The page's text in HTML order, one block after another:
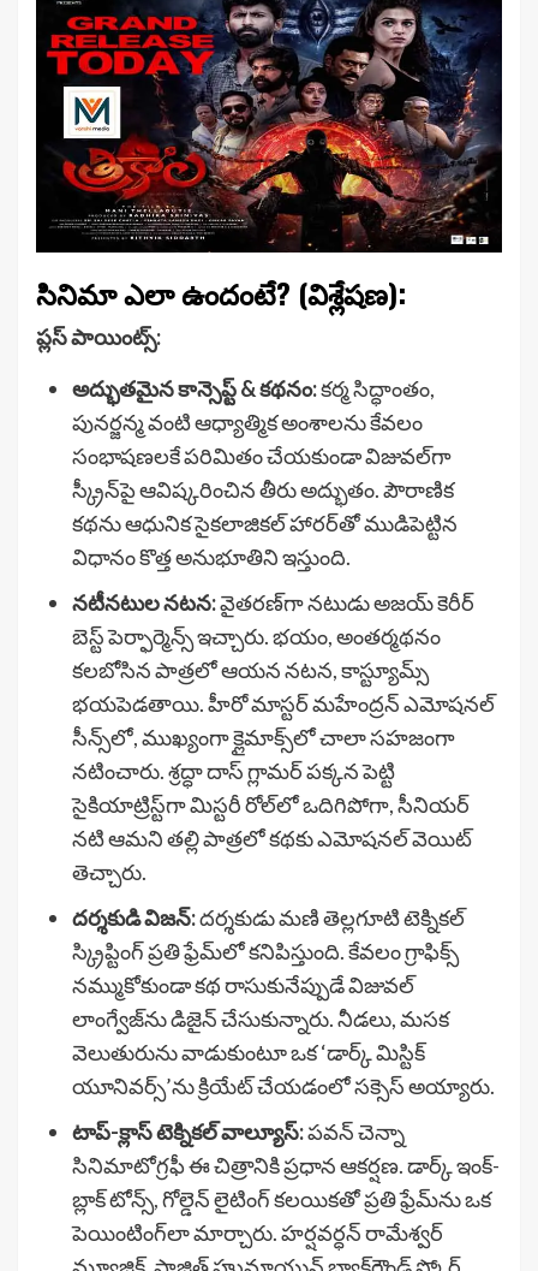
సినిమా ఎలా ఉందంటే? (విశ్లేషణ):
ప్లస్ పాయింట్స్:
అద్భుతమైన కాన్సెప్ట్ & కథనం:కర్మ సిద్ధాంతం,
పునర్జన్మ వంటి ఆధ్యాత్మిక అంశాలను కేవలం
సంభాషణలకే పరిమితం చేయకుండా విజువల్‌గా
స్క్రీన్‌పై ఆవిష్కరించిన తీరు అద్భుతం. పౌరాణిక
కథను ఆధునిక సైకలాజికల్ హారర్‌తో ముడిపెట్టిన
విధానం కొత్త అనుభూతిని ఇస్తుంది.
నటీనటుల నటన:వైతరణ్‌గా నటుడు అజయ్ కెరీర్
బెస్ట్ పెర్ఫార్మెన్స్ ఇచ్చారు. భయం, అంతర్మథనం
కలబోసిన పాత్రలో ఆయన నటన, కాస్ట్యూమ్స్
భయపెడతాయి. హీరో మాస్టర్ మహేంద్రన్ ఎమోషనల్
సీన్స్‌లో, ముఖ్యంగా క్లైమాక్స్‌లో చాలా సహజంగా
నటించారు. శ్రద్ధా దాస్ గ్లామర్ పక్కన పెట్టి
సైకియాట్రిస్ట్‌గా మిస్టరీ రోల్‌లో ఒదిగిపోగా, సీనియర్
నటి ఆమని తల్లి పాత్రలో కథకు ఎమోషనల్ వెయిట్
తెచ్చారు.
దర్శకుడి విజన్:దర్శకుడు మణి తెల్లగూటి టెక్నికల్
స్క్రిప్టింగ్ ప్రతి ఫ్రేమ్‌లో కనిపిస్తుంది. కేవలం గ్రాఫిక్స్
నమ్ముకోకుండా కథ రాసుకునేప్పుడే విజువల్
లాంగ్వేజ్‌ను డిజైన్ చేసుకున్నారు. నీడలు, మసక
వెలుతురును వాడుకుంటూ ఒక ‘డార్క్ మిస్టిక్
యూనివర్స్’ను క్రియేట్ చేయడంలో సక్సెస్ అయ్యారు.
టాప్-క్లాస్ టెక్నికల్ వాల్యూస్:పవన్ చెన్నా
సినిమాటోగ్రఫీ ఈ చిత్రానికి ప్రధాన ఆకర్షణ. డార్క్ ఇంక్-
బ్లాక్ టోన్స్, గోల్డెన్ లైటింగ్ కలయికతో ప్రతి ఫ్రేమ్‌ను ఒక
పెయింటింగ్‌లా మార్చారు. హర్షవర్ధన్ రామేశ్వర్
మ్యూజిక్, షాజిత్ హుమాయున్ బ్యాక్‌గ్రౌండ్ స్కోర్